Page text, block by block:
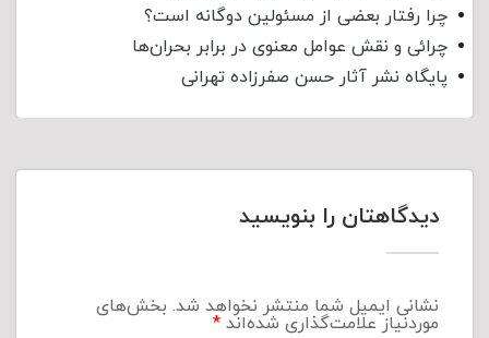
چرا رفتار بعضی از مسئولین دوگانه است؟
چرائی و نقش عوامل معنوی در برابر بحران‌ها
پایگاه نشر آثار حسن صفرزاده تهرانی
دیدگاهتان را بنویسید
نشانی ایمیل شما منتشر نخواهد شد. بخش‌های
موردنیاز علامت‌گذاری شده‌اند*